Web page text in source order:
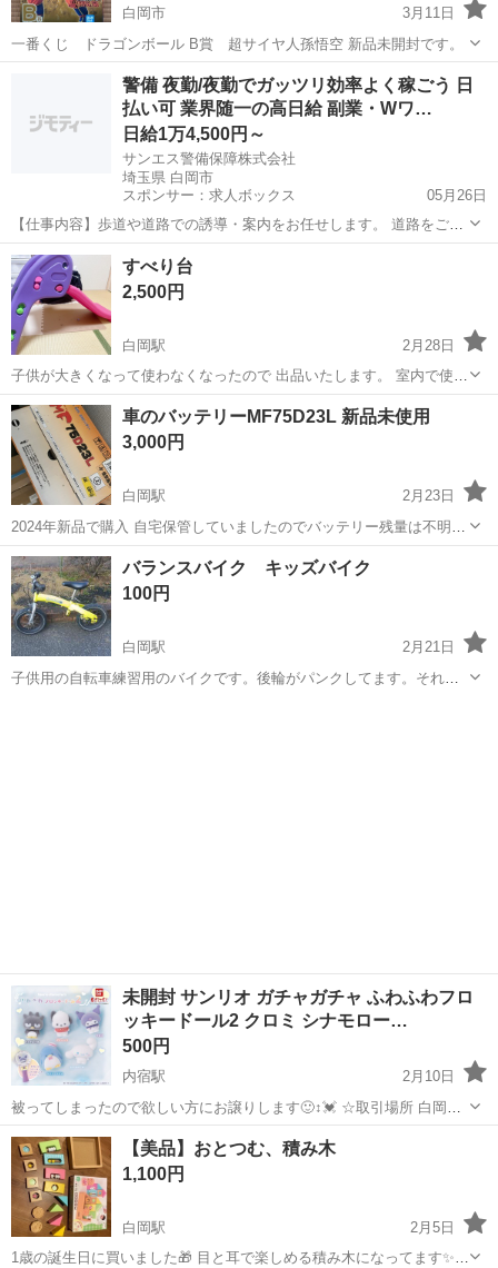
白岡市
3月11日
一番くじ ドラゴンボール B賞 超サイヤ人孫悟空 新品未開封です。
白岡市 フィギュア ドラゴンボール
警備 夜勤/夜勤でガッツリ効率よく稼ごう 日
払い可 業界随一の高日給 副業・Wワ…
日給1万4,500円～
サンエス警備保障株式会社
埼玉県 白岡市
スポンサー：求人ボックス
05月26日
【仕事内容】歩道や道路での誘導・案内をお任せします。 道路をご利
用される車両や歩行者の方が安全に安心して通行するために適切に誘
導してください。 勤務地へは直行直帰OKです! <未経験でも安心!!> 丁
寧な研修20hで基本的な知識を...
アルバイト・パート
すべり台
2,500円
白岡駅
2月28日
子供が大きくなって使わなくなったので 出品いたします。 室内で使用
していたので綺麗ですが 小さなキズはあります。 できる限り綺麗に拭
いてお渡しいたします。 プロフィールを必ずお読みください！
埼玉 白岡市 白岡駅 おもちゃ すべり台
車のバッテリーMF75D23L 新品未使用
3,000円
白岡駅
2月23日
2024年新品で購入 自宅保管していましたのでバッテリー残量は不明で
す。
埼玉 白岡市 おもちゃ バッテリー
バランスバイク キッズバイク
100円
白岡駅
2月21日
子供用の自転車練習用のバイクです。後輪がパンクしてます。それ以
未開封 サンリオ ガチャガチャ ふわふわフロ
ッキードール2 クロミ シナモロー…
500円
内宿駅
2月10日
被ってしまったので欲しい方にお譲りします🙂‍↕️💓 ☆取引場所 白岡・
久喜・伊奈・蓮田・春日部・岩槻
埼玉 白岡市 内宿駅 フィギュア クロミ
【美品】おとつむ、積み木
1,100円
白岡駅
2月5日
1歳の誕生日に買いました🎁 目と耳で楽しめる積み木になってます✨